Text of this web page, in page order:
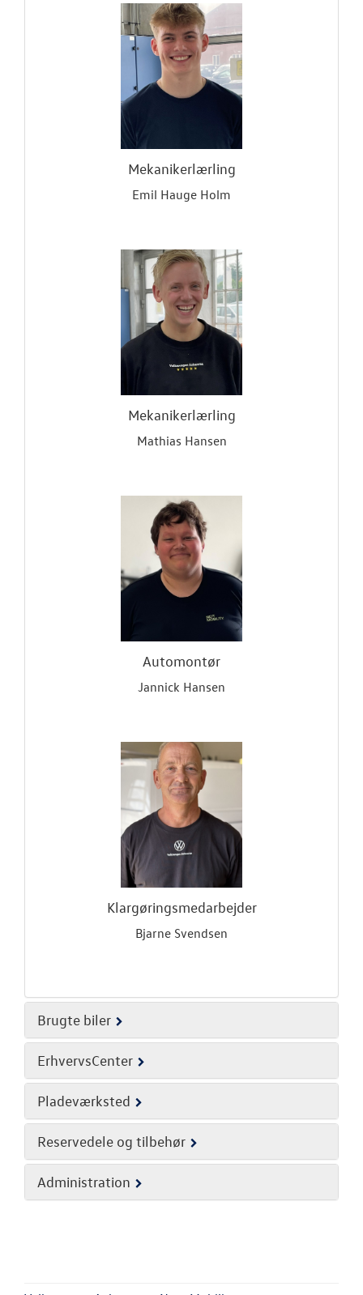
Mekanikerlærling
Emil Hauge Holm
Mekanikerlærling
Mathias Hansen
Automontør
Jannick Hansen
Klargøringsmedarbejder
Bjarne Svendsen
Brugte biler
ErhvervsCenter
Pladeværksted
Reservedele og tilbehør
Administration